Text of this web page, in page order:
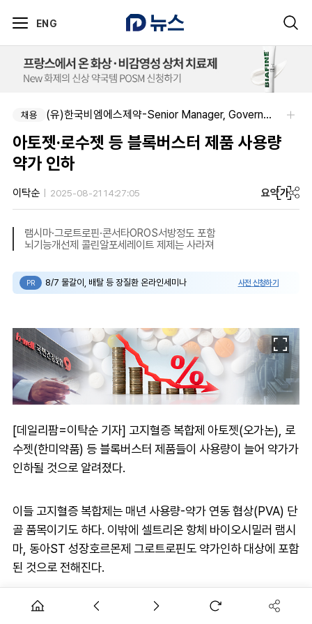
ENG
채용 (유)한국비엠에스제약-Senior Manager, Government Affairs & External Liaison (Permanent)
아토젯·로수젯 등 블록버스터 제품 사용량
약가 인하
이탁순 2025-08-21 14:27:05 요약가
램시마·그로트로핀·콘서타OROS서방정도 포함
뇌기능개선제 콜린알포세레이트 제제는 사라져
PR 8/7 물갈이, 배탈 등 장질환 온라인세미나 사전 신청하기
[데일리팜=이탁순 기자] 고지혈증 복합제 아토젯(오가논), 로
수젯(한미약품) 등 블록버스터 제품들이 사용량이 늘어 약가가
인하될 것으로 알려졌다.
이들 고지혈증 복합제는 매년 사용량-약가 연동 협상(PVA) 단
골 품목이기도 하다. 이밖에 셀트리온 항체 바이오시밀러 램시
마, 동아ST 성장호르몬제 그로트로핀도 약가인하 대상에 포함
된 것으로 전해진다.
21일 업계에 따르면 9월 1일자로 사용량-약가 연동 협상 유형